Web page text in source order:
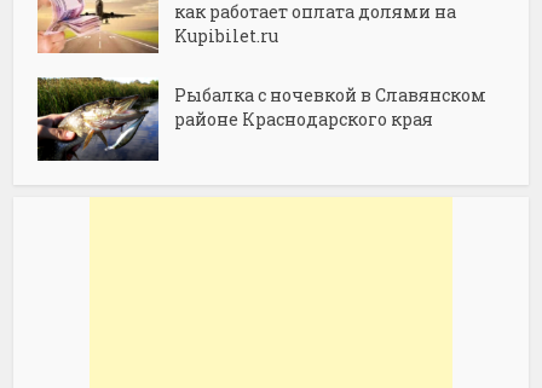
как работает оплата долями на
Kupibilet.ru
Рыбалка с ночевкой в Славянском
районе Краснодарского края